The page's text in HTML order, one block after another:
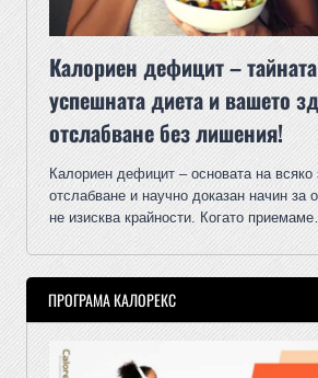
Калориен дефицит –
успешната диета и вашето
отслабване без лишения!
Калориен дефицит – основата на всяко
отслабване и научно доказан начин за
не изисква крайности. Когато
ПРОГРАМА КАЛОРЕКС